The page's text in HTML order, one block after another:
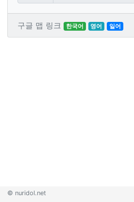
구글 맵 링크 한국어 영어 일어
© nuridol.net